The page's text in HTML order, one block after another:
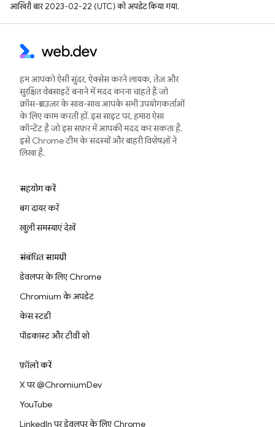
आखिरी बार 2023-02-22 (UTC) को अपडेट किया गया.
हम आपको ऐसी सुंदर, ऐक्सेस करने लायक, तेज़ और
सुरक्षित वेबसाइटें बनाने में मदद करना चाहते हैं जो
क्रॉस-ब्राउज़र के साथ-साथ आपके सभी उपयोगकर्ताओं
के लिए काम करती हों. इस साइट पर, हमारा ऐसा
कॉन्टेंट है जो इस सफ़र में आपकी मदद कर सकता है.
इसे Chrome टीम के सदस्यों और बाहरी विशेषज्ञों ने
लिखा है.
सहयोग करें
बग दायर करें
खुली समस्याएं देखें
संबंधित सामग्री
डेवलपर के लिए Chrome
Chromium के अपडेट
केस स्टडी
पॉडकास्ट और टीवी शो
फ़ॉलो करें
X पर @ChromiumDev
YouTube
LinkedIn पर डेवलपर के लिए Chrome